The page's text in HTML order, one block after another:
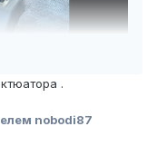
.
nobodi87